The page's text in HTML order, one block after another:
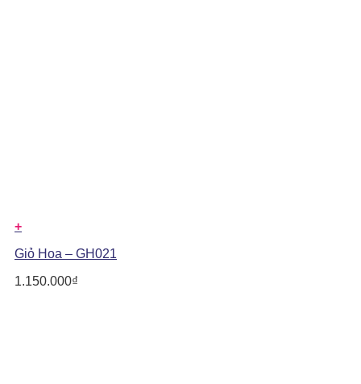
+
Giỏ Hoa – GH021
1.150.000₫